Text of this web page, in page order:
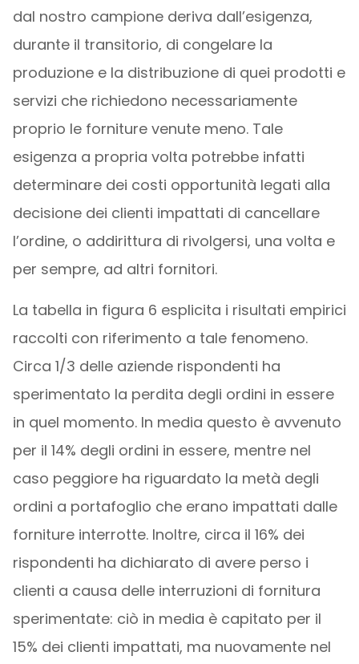
dal nostro campione deriva dall’esigenza,
durante il transitorio, di congelare la
produzione e la distribuzione di quei prodotti e
servizi che richiedono necessariamente
proprio le forniture venute meno. Tale
esigenza a propria volta potrebbe infatti
determinare dei costi opportunità legati alla
decisione dei clienti impattati di cancellare
l’ordine, o addirittura di rivolgersi, una volta e
per sempre, ad altri fornitori.
La tabella in figura 6 esplicita i risultati empirici
raccolti con riferimento a tale fenomeno.
Circa 1/3 delle aziende rispondenti ha
sperimentato la perdita degli ordini in essere
in quel momento. In media questo è avvenuto
per il 14% degli ordini in essere, mentre nel
caso peggiore ha riguardato la metà degli
ordini a portafoglio che erano impattati dalle
forniture interrotte. Inoltre, circa il 16% dei
rispondenti ha dichiarato di avere perso i
clienti a causa delle interruzioni di fornitura
sperimentate: ciò in media è capitato per il
15% dei clienti impattati, ma nuovamente nel